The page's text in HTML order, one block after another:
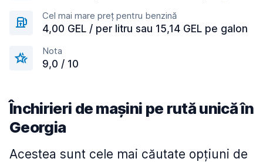
Cel mai mare preț pentru benzină
4,00 GEL / per litru sau 15,14 GEL pe galon
Nota
9,0 / 10
Închirieri de mașini pe rută unică în
Georgia
Acestea sunt cele mai căutate opțiuni de